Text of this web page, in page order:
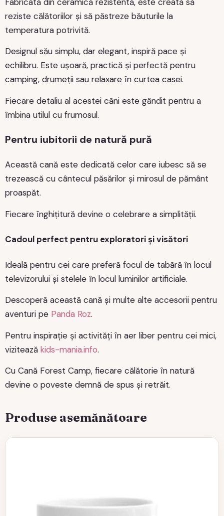
reziste călătoriilor și să păstreze băuturile la
temperatura potrivită.
Designul său simplu, dar elegant, inspiră pace și
echilibru. Este ușoară, practică și perfectă pentru
camping, drumeții sau relaxare în curtea casei.
Fiecare detaliu al acestei căni este gândit pentru a
îmbina utilul cu frumosul.
Pentru iubitorii de natură pură
Această cană este dedicată celor care iubesc să se
trezească cu cântecul păsărilor și mirosul de pământ
proaspăt.
Fiecare înghițitură devine o celebrare a simplității.
Cadoul perfect pentru exploratori și visători
Ideală pentru cei care preferă focul de tabără în locul
televizorului și stelele în locul luminilor artificiale.
Descoperă această cană și multe alte accesorii pentru
aventuri pe Panda Roz.
Pentru inspirație și activități în aer liber pentru cei mici,
vizitează kids-mania.info.
Cu Cană Forest Camp, fiecare călătorie în natură
devine o poveste demnă de spus și retrăit.
Produse asemănătoare